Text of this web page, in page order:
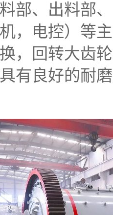
部、出料部
，电控）等
，回转大齿
有良好的耐